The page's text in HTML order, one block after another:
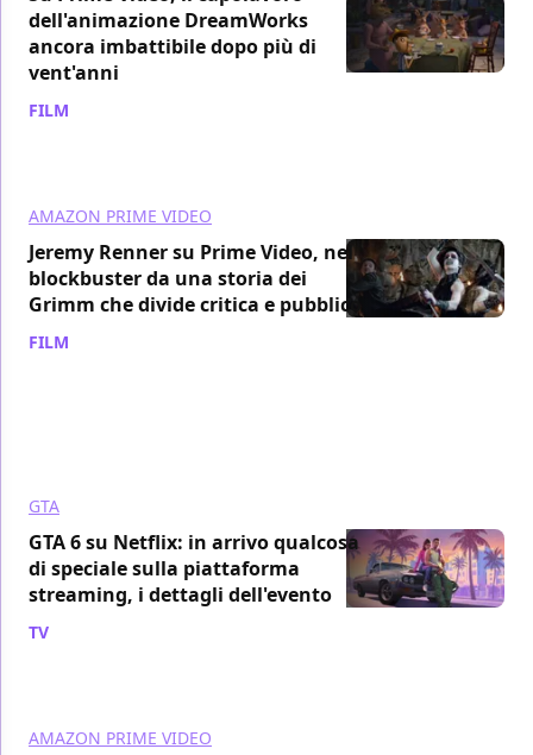
dell'animazione DreamWorks
ancora imbattibile dopo più di
vent'anni
FILM
AMAZON PRIME VIDEO
Jeremy Renner su Prime Video, nel
blockbuster da una storia dei
Grimm che divide critica e pubblico
FILM
GTA
GTA 6 su Netflix: in arrivo qualcosa
di speciale sulla piattaforma
streaming, i dettagli dell'evento
TV
AMAZON PRIME VIDEO